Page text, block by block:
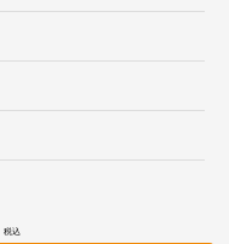
税込